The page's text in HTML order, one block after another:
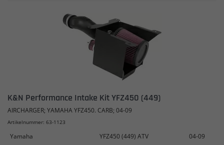
K&N Performance Intake Kit YFZ450 (449)
AIRCHARGER; YAMAHA YFZ450. CARB; 04-09
Artikelnummer: 63-1123
Yamaha YFZ450 (449) ATV 04-09